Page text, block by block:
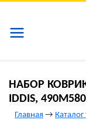
НАБОР
IDDIS,
Главная →